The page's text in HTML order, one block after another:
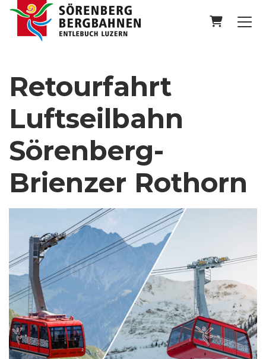
Retourfahrt
Luftseilbahn
Sörenberg-
Brienzer Rothorn